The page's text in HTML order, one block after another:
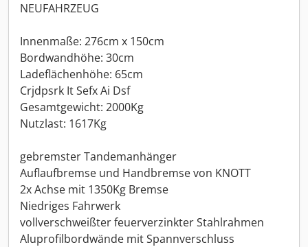
NEUFAHRZEUG
Innenmaße: 276cm x 150cm
Bordwandhöhe: 30cm
Ladeflächenhöhe: 65cm
Crjdpsrk It Sefx Ai Dsf
Gesamtgewicht: 2000Kg
Nutzlast: 1617Kg
gebremster Tandemanhänger
Auflaufbremse und Handbremse von KNOTT
2x Achse mit 1350Kg Bremse
Niedriges Fahrwerk
vollverschweißter feuerverzinkter Stahlrahmen
Aluprofilbordwände mit Spannverschluss